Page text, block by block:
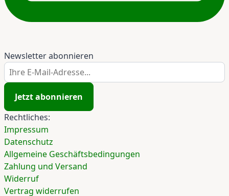
Newsletter abonnieren
Ihre E-Mail-Adresse...
Jetzt abonnieren
Rechtliches:
Impressum
Datenschutz
Allgemeine Geschäftsbedingungen
Zahlung und Versand
Widerruf
Vertrag widerrufen